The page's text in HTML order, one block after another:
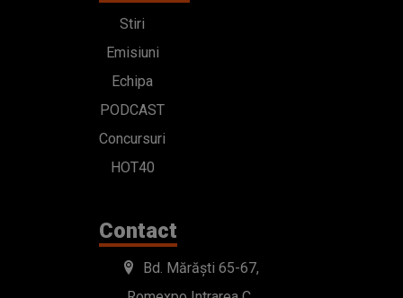
Stiri
Emisiuni
Echipa
PODCAST
Concursuri
HOT40
Contact
Bd. Mărăști 65-67,